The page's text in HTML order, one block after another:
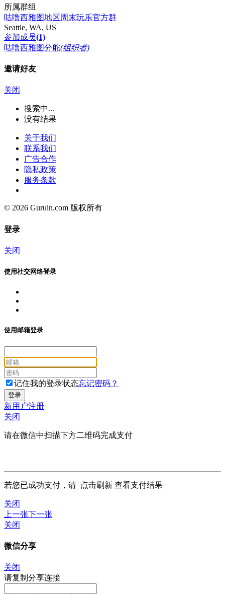
所属群组
咕噜西雅图地区周末玩乐官方群
Seattle, WA, US
参加成员(1)
咕噜西雅图分舵(组织者)
邀请好友
关闭
搜索中...
没有结果
关于我们
联系我们
广告合作
隐私政策
服务条款
© 2026 Guruin.com 版权所有
登录
关闭
使用社交网络登录
使用邮箱登录
记住我的登录状态忘记密码？
新用户注册
关闭
请在微信中扫描下方二维码完成支付
若您已成功支付，请 点击刷新 查看支付结果
关闭
上一张下一张
关闭
微信分享
关闭
请复制分享连接